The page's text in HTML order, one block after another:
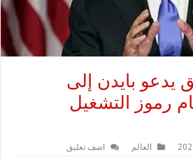
يدعو بايدن إلى
رموز التشغيل
العالم اضف تعليق